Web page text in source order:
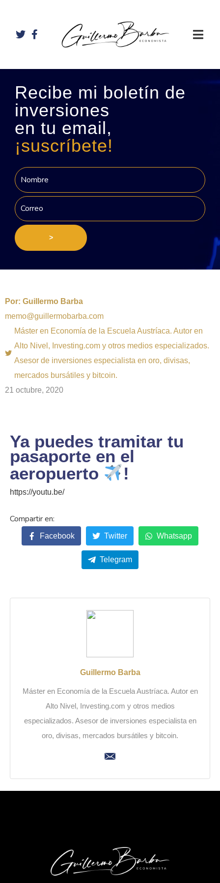
Recibe mi boletín de
inversiones
en tu email,
¡suscríbete!
>
Por: Guillermo Barba
memo@guillermobarba.com
Máster en Economía de la Escuela Austríaca. Autor en
Alto Nivel, Investing.com y otros medios especializados.
Asesor de inversiones especialista en oro, divisas,
mercados bursátiles y bitcoin.
21 octubre, 2020
Ya puedes tramitar tu
pasaporte en el
aeropuerto
!
https://youtu.be/
Facebook Twitter Whatsapp
Telegram
Guillermo Barba
Máster en Economía de la Escuela Austríaca. Autor en
Alto Nivel, Investing.com y otros medios
especializados. Asesor de inversiones especialista en
oro, divisas, mercados bursátiles y bitcoin.